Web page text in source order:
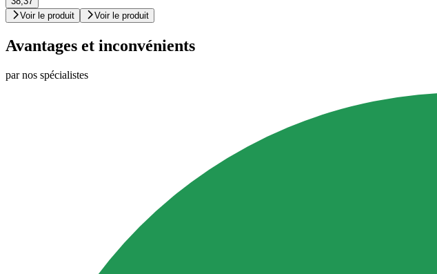
Voir le produit
Voir le produit
Avantages et inconvénients
par nos spécialistes